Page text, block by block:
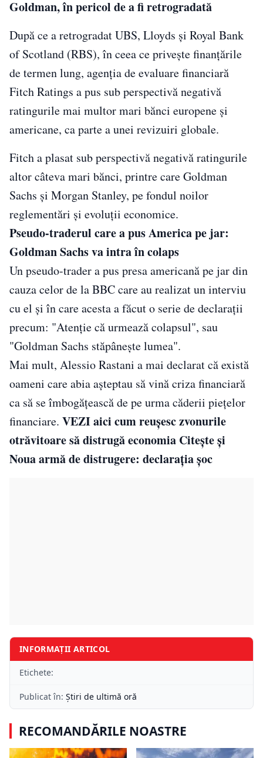
Goldman, în pericol de a fi retrogradată
După ce a retrogradat UBS, Lloyds şi Royal Bank
of Scotland (RBS), în ceea ce priveşte finanţările
de termen lung, agenţia de evaluare financiară
Fitch Ratings a pus sub perspectivă negativă
ratingurile mai multor mari bănci europene şi
americane, ca parte a unei revizuiri globale.
Fitch a plasat sub perspectivă negativă ratingurile
altor câteva mari bănci, printre care Goldman
Sachs şi Morgan Stanley, pe fondul noilor
reglementări şi evoluţii economice.
Pseudo-traderul care a pus America pe jar:
Goldman Sachs va intra în colaps
Un pseudo-trader a pus presa americană pe jar din
cauza celor de la BBC care au realizat un interviu
cu el și în care acesta a făcut o serie de declarații
precum: "Atenție că urmează colapsul", sau
"Goldman Sachs stăpânește lumea".
Mai mult, Alessio Rastani a mai declarat că există
oameni care abia așteptau să vină criza financiară
ca să se îmbogățească de pe urma căderii piețelor
financiare. VEZI aici cum reușesc zvonurile
otrăvitoare să distrugă economia Citeşte şi
Noua armă de distrugere: declarația șoc
INFORMAȚII ARTICOL
Etichete:
Publicat în: Știri de ultimă oră
RECOMANDĂRILE NOASTRE